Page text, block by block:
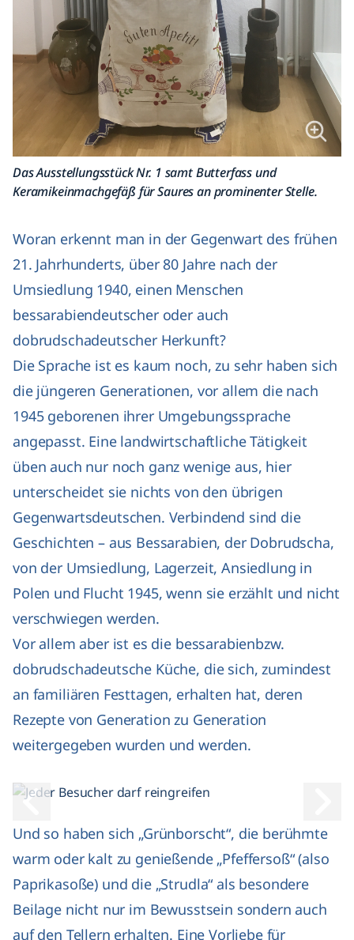
Das Ausstellungsstück Nr. 1 samt Butterfass und
Keramikeinmachgefäß für Saures an prominenter Stelle.
Woran erkennt man in der Gegenwart des frühen
21. Jahrhunderts, über 80 Jahre nach der
Umsiedlung 1940, einen Menschen
bessarabiendeutscher oder auch
dobrudschadeutscher Herkunft?
Die Sprache ist es kaum noch, zu sehr haben sich
die jüngeren Generationen, vor allem die nach
1945 geborenen ihrer Umgebungssprache
angepasst. Eine landwirtschaftliche Tätigkeit
üben auch nur noch ganz wenige aus, hier
unterscheidet sie nichts von den übrigen
Gegenwartsdeutschen. Verbindend sind die
Geschichten – aus Bessarabien, der Dobrudscha,
von der Umsiedlung, Lagerzeit, Ansiedlung in
Polen und Flucht 1945, wenn sie erzählt und nicht
verschwiegen werden.
Vor allem aber ist es die bessarabienbzw.
dobrudschadeutsche Küche, die sich, zumindest
an familiären Festtagen, erhalten hat, deren
Rezepte von Generation zu Generation
weitergegeben wurden und werden.
Voriges Bild
Und so haben sich „Grünborscht“, die berühmte
warm oder kalt zu genießende „Pfeffersoß“ (also
Paprikasoße) und die „Strudla“ als besondere
Beilage nicht nur im Bewusstsein sondern auch
auf den Tellern erhalten. Eine Vorliebe für